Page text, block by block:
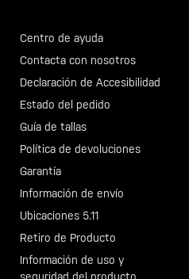
Centro de ayuda
Contacta con nosotros
Declaración de Accesibilidad
Estado del pedido
Guía de tallas
Política de devoluciones
Garantía
Información de envío
Ubicaciones 5.11
Retiro de Producto
Información de uso y
seguridad del producto